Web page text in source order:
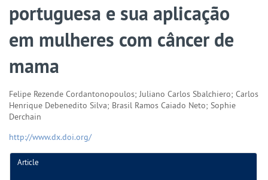
portuguesa e sua aplicação
em mulheres com câncer de
mama
Felipe Rezende Cordantonopoulos; Juliano Carlos Sbalchiero; Carlos
Henrique Debenedito Silva; Brasil Ramos Caiado Neto; Sophie
Derchain
http://www.dx.doi.org/
Article